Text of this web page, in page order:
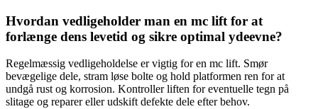
Hvordan vedligeholder man en mc lift for at
forlænge dens levetid og sikre optimal ydeevne?
Regelmæssig vedligeholdelse er vigtig for en mc lift. Smør
bevægelige dele, stram løse bolte og hold platformen ren for at
undgå rust og korrosion. Kontroller liften for eventuelle tegn på
slitage og reparer eller udskift defekte dele efter behov.